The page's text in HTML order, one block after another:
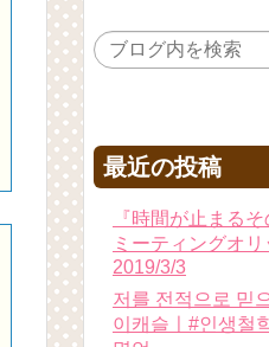
最近の投稿
『時間が止まる
ミーティングオ
2019/3/3
저를 전적으로 믿
이캐슬ㅣ#인생철